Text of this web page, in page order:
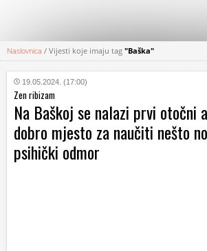
KATEGORIJE
HRVATSKI
WEB
Naslovnica / Vijesti koje imaju tag "Baška"
19.05.2024. (17:00)
Zen ribizam
Na Baškoj se nalazi prvi otočni
dobro mjesto za naučiti nešto
psihički odmor